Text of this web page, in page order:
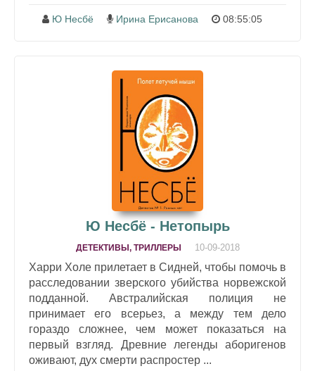
Ю Несбё Ирина Ерисанова 08:55:05
Ю Несбё - Нетопырь
ДЕТЕКТИВЫ, ТРИЛЛЕРЫ 10-09-2018
Харри Холе прилетает в Сидней, чтобы помочь в
расследовании зверского убийства норвежской
подданной. Австралийская полиция не
принимает его всерьез, а между тем дело
гораздо сложнее, чем может показаться на
первый взгляд. Древние легенды аборигенов
оживают, дух смерти распростер ...